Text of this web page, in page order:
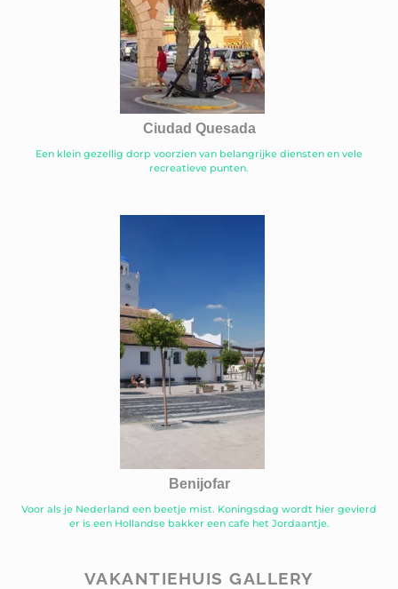
Ciudad Quesada
Een klein gezellig dorp voorzien van belangrijke diensten en vele
recreatieve punten.
Benijofar
Voor als je Nederland een beetje mist. Koningsdag wordt hier gevierd
er is een Hollandse bakker een cafe het Jordaantje.
VAKANTIEHUIS GALLERY